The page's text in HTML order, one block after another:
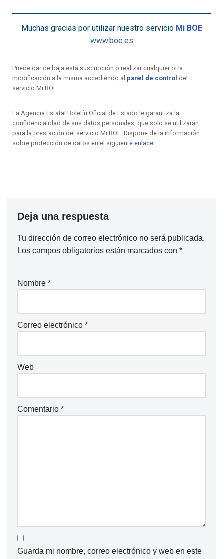
Muchas gracias por utilizar nuestro servicio Mi BOE
www.boe.es
Puede dar de baja esta suscripción o realizar cualquier otra
modificación a la misma accediendo al panel de control del
servicio Mi BOE.
La Agencia Estatal Boletín Oficial de Estado le garantiza la
confidencialidad de sus datos personales, que solo se utilizarán
para la prestación del servicio Mi BOE. Dispone de la información
sobre protección de datos en el siguiente enlace.
Deja una respuesta
Tu dirección de correo electrónico no será publicada.
Los campos obligatorios están marcados con *
Nombre *
Correo electrónico *
Web
Comentario *
Guarda mi nombre, correo electrónico y web en este